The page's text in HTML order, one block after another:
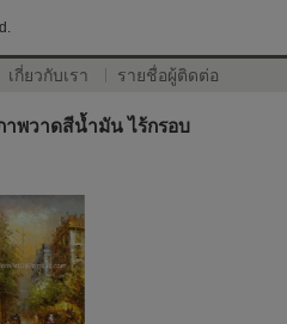
เกี่ยวกับเรา รายชื่อผู้ติดต่อ
พวาดสีน้ำมัน ไร้กรอบ